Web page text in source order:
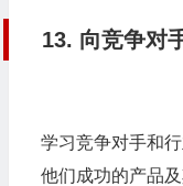
13. 向竞争对
学习竞争对手和
他们成功的产品